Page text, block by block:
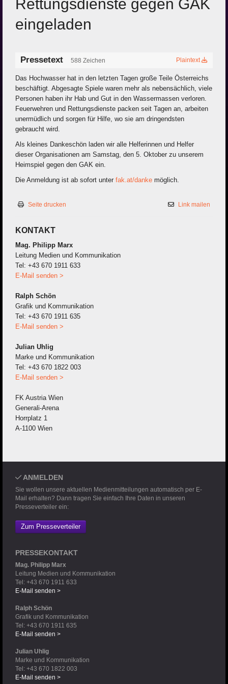
Rettungsdienste gegen GAK
eingeladen
Pressetext 588 Zeichen Plaintext
Das Hochwasser hat in den letzten Tagen große Teile Österreichs
beschäftigt. Abgesagte Spiele waren mehr als nebensächlich, viele
Personen haben ihr Hab und Gut in den Wassermassen verloren.
Feuerwehren und Rettungsdienste packen seit Tagen an, arbeiten
unermüdlich und sorgen für Hilfe, wo sie am dringendsten
gebraucht wird.
Als kleines Dankeschön laden wir alle Helferinnen und Helfer
dieser Organisationen am Samstag, den 5. Oktober zu unserem
Heimspiel gegen den GAK ein.
Die Anmeldung ist ab sofort unter fak.at/danke möglich.
Seite drucken Link mailen
KONTAKT
Mag. Philipp Marx
Leitung Medien und Kommunikation
Tel: +43 670 1911 633
E-Mail senden >
Ralph Schön
Grafik und Kommunikation
Tel: +43 670 1911 635
E-Mail senden >
Julian Uhlig
Marke und Kommunikation
Tel: +43 670 1822 003
E-Mail senden >
FK Austria Wien
Generali-Arena
Horrplatz 1
A-1100 Wien
ANMELDEN
Sie wollen unsere aktuellen Medienmitteilungen automatisch per E-
Mail erhalten? Dann tragen Sie einfach Ihre Daten in unseren
Presseverteiler ein:
Zum Presseverteiler
PRESSEKONTAKT
Mag. Philipp Marx
Leitung Medien und Kommunikation
Tel: +43 670 1911 633
E-Mail senden >
Ralph Schön
Grafik und Kommunikation
Tel: +43 670 1911 635
E-Mail senden >
Julian Uhlig
Marke und Kommunikation
Tel: +43 670 1822 003
E-Mail senden >